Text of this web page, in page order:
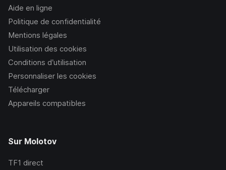
Aide en ligne
Politique de confidentialité
Mentions légales
Utilisation des cookies
Conditions d’utilisation
Personnaliser les cookies
Télécharger
Appareils compatibles
Sur Molotov
TF1 direct